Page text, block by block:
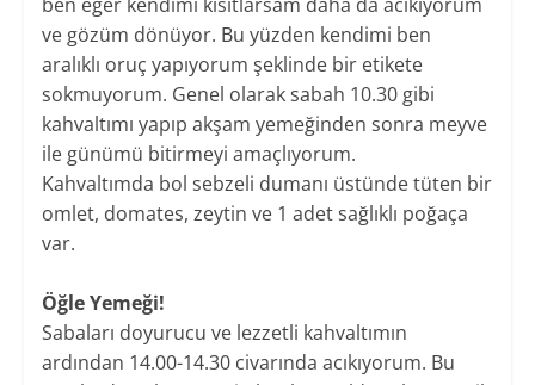
ve gözüm dönüyor. Bu yüzden kendimi ben
aralıklı oruç yapıyorum şeklinde bir etikete
sokmuyorum. Genel olarak sabah 10.30 gibi
kahvaltımı yapıp akşam yemeğinden sonra meyve
ile günümü bitirmeyi amaçlıyorum.
Kahvaltımda bol sebzeli dumanı üstünde tüten bir
omlet, domates, zeytin ve 1 adet sağlıklı poğaça
var.
Öğle Yemeği!
Sabaları doyurucu ve lezzetli kahvaltımın
ardından 14.00-14.30 civarında acıkıyorum. Bu